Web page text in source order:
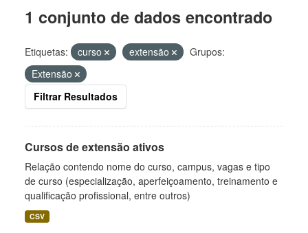
1 conjunto de dados encontrado
Etiquetas: curso extensão
Grupos:
Extensão
Filtrar Resultados
Cursos de extensão ativos
Relação contendo nome do curso, campus, vagas e tipo
de curso (especialização, aperfeiçoamento, treinamento e
qualificação profissional, entre outros)
CSV